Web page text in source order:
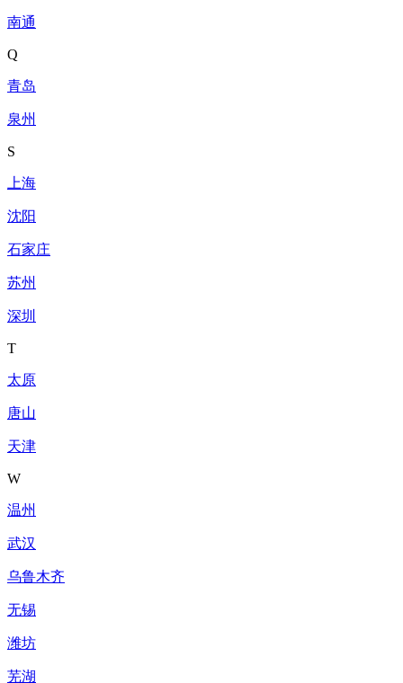
南通
Q
青岛
泉州
S
上海
沈阳
石家庄
苏州
深圳
T
太原
唐山
天津
W
温州
武汉
乌鲁木齐
无锡
潍坊
芜湖